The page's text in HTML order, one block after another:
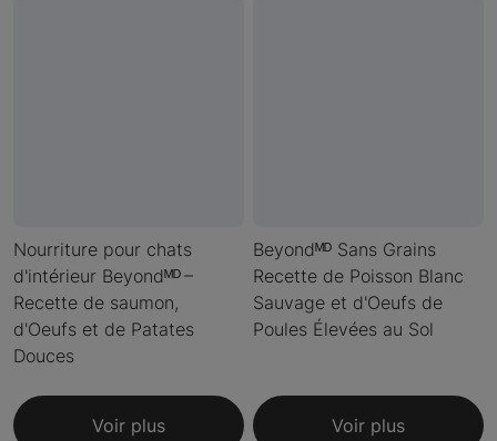
Nourriture pour chats
d'intérieur Beyondᴹᴰ –
Recette de saumon,
d'Oeufs et de Patates
Douces
Voir plus
Beyondᴹᴰ Sans Grains
Recette de Poisson Blanc
Sauvage et d'Oeufs de
Poules Élevées au Sol
Voir plus